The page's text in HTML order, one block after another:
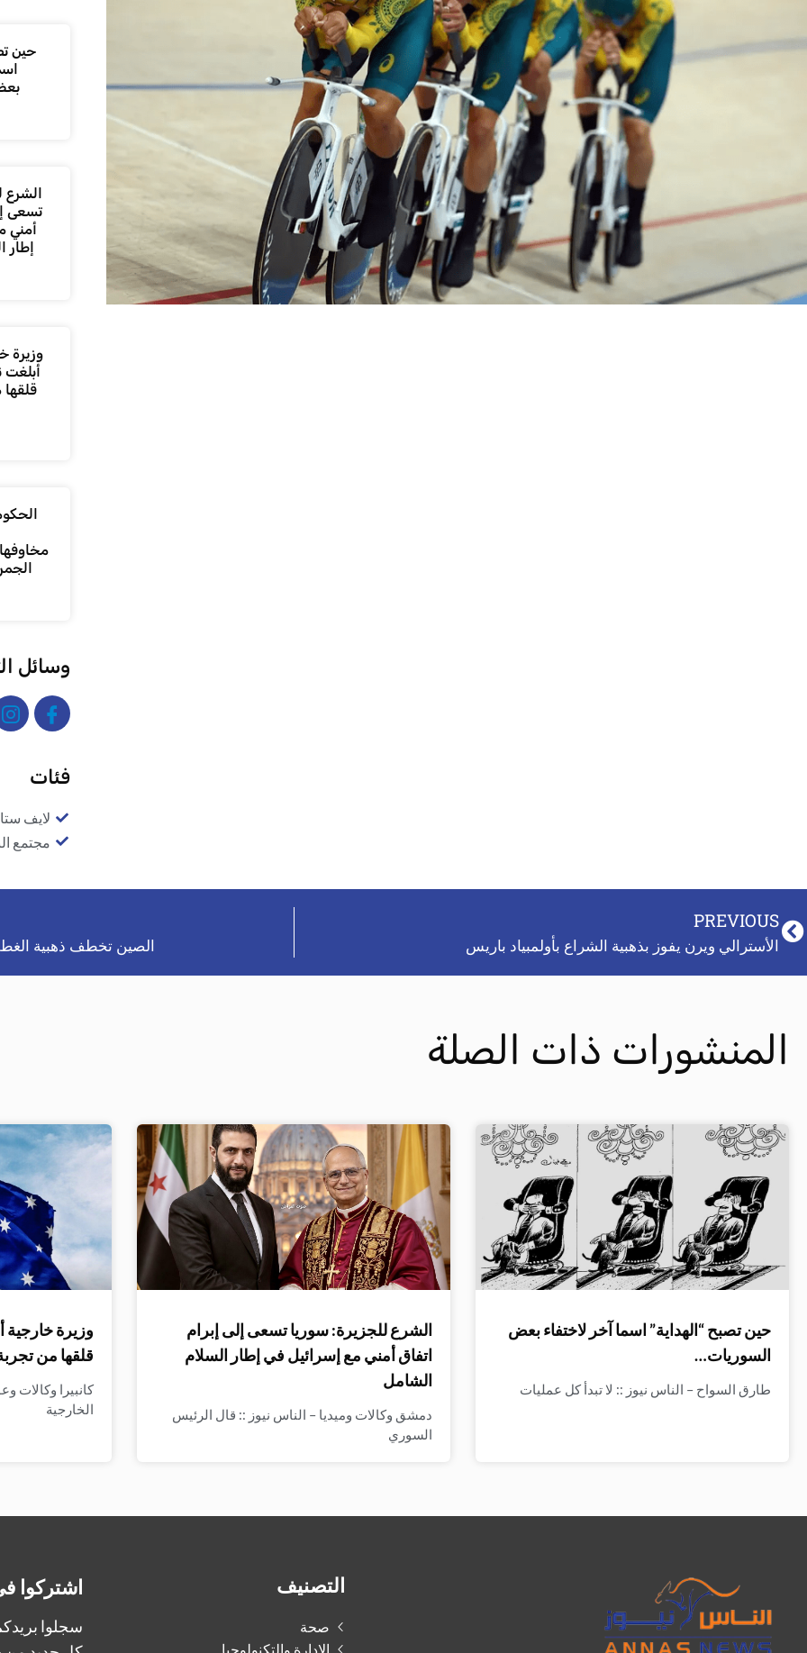
حين
الشرع
تسعى
أمني
إطار
وزيرة
أبلغت
وسائل
فئات
لايف
مجتمع
PREVIOUS
الأسترالي ويرن يفوز بذهبية الشراع بأولمبياد باريس الصين تخطف ذهبية
المنشورات ذات الصلة
حين تصبح “الهداية” اسما آخر لاختفاء بعض
السوريات…
طارق السواح – الناس نيوز :: لا تبدأ كل عمليات
الشرع للجزيرة: سوريا تسعى إلى إبرام
اتفاق أمني مع إسرائيل في إطار السلام
الشامل
دمشق وكالات وميديا – الناس نيوز :: قال الرئيس
السوري
وزيرة خارجية
قلقها من
كانبيرا وكالات
الخارجية
التصنيف
صحة
الإدارة والتكنولوجيا
اشتركوا
سجلوا